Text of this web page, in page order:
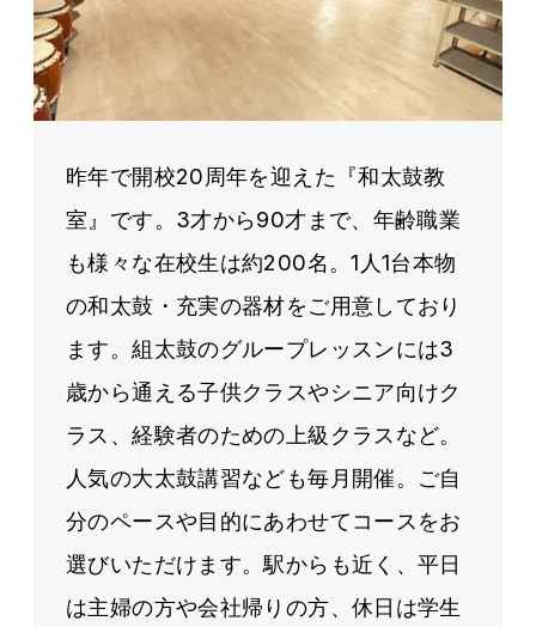
昨年で開校20周年を迎えた『和太鼓教
室』です。3才から90才まで、年齢職業
も様々な在校生は約200名。1人1台本物
の和太鼓・充実の器材をご用意しており
ます。組太鼓のグループレッスンには3
歳から通える子供クラスやシニア向けク
ラス、経験者のための上級クラスなど。
人気の大太鼓講習なども毎月開催。ご自
分のペースや目的にあわせてコースをお
選びいただけます。駅からも近く、平日
は主婦の方や会社帰りの方、休日は学生